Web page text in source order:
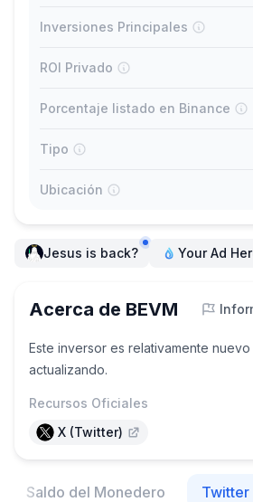
Inversiones Principales
ROI Privado
Porcentaje listado en Binance
Tipo
Ubicación
Jesus is back? Your Ad
Acerca de BEVM
Este inversor es relativamente
actualizando.
Recursos Oficiales
X (Twitter)
Saldo del Monedero Twitter